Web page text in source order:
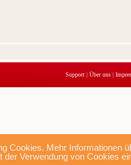
Cookies. Mehr Informationen
Verwendung von Cookies
Support | Über uns |